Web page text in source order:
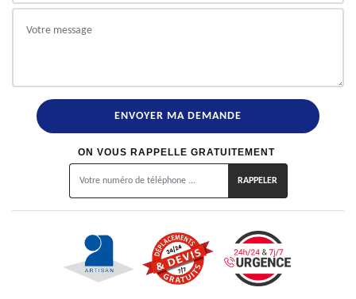
ON VOUS RAPPELLE GRATUITEMENT